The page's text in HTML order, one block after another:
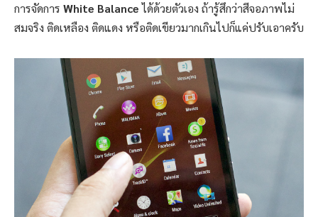
การจัดการ White Balanceได้ด้วยตัวเอง ถ้ารู้สึกว่าสีจอภาพไม่
สมจริง ติดเหลือง ติดแดง หรือติดเขียวมากเกินไปก็แค่ปรับเอาครับ